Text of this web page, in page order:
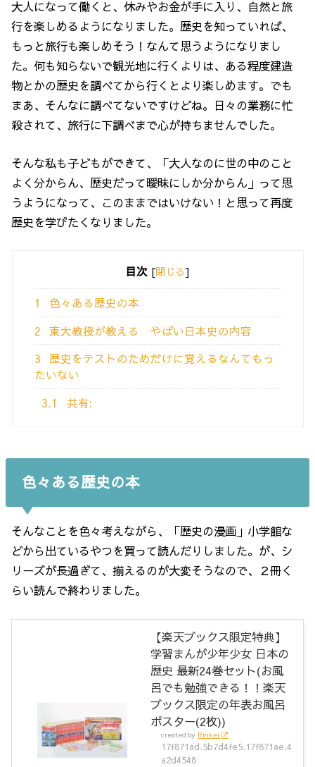
大人になって働くと、休みやお金が手に入り、自然と旅
行を楽しめるようになりました。歴史を知っていれば、
もっと旅行も楽しめそう！なんて思うようになりまし
た。何も知らないで観光地に行くよりは、ある程度建造
物とかの歴史を調べてから行くとより楽しめます。でも
まあ、そんなに調べてないですけどね。日々の業務に忙
殺されて、旅行に下調べまで心が持ちませんでした。
そんな私も子どもができて、「大人なのに世の中のこと
よく分からん、歴史だって曖昧にしか分からん」って思
うようになって、このままではいけない！と思って再度
歴史を学びたくなりました。
目次 [閉じる]
1
色々ある歴史の本
2
東大教授が教える やばい日本史の内容
3
歴史をテストのためだけに覚えるなんてもっ
たいない
3.1
共有:
色々ある歴史の本
そんなことを色々考えながら、「歴史の漫画」小学館な
どから出ているやつを買って読んだりしました。が、シ
リーズが長過ぎて、揃えるのが大変そうなので、２冊く
らい読んで終わりました。
【楽天ブックス限定特典】
学習まんが少年少女 日本の
歴史 最新24巻セット(お風
呂でも勉強できる！！楽天
ブックス限定の年表お風呂
ポスター(2枚))
created by Rinker
17f871ad.5b7d4fe5.17f871ae.4
a2d4548